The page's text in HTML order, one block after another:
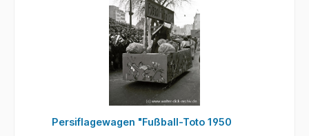
Persiflagewagen "Fußball-Toto 1950